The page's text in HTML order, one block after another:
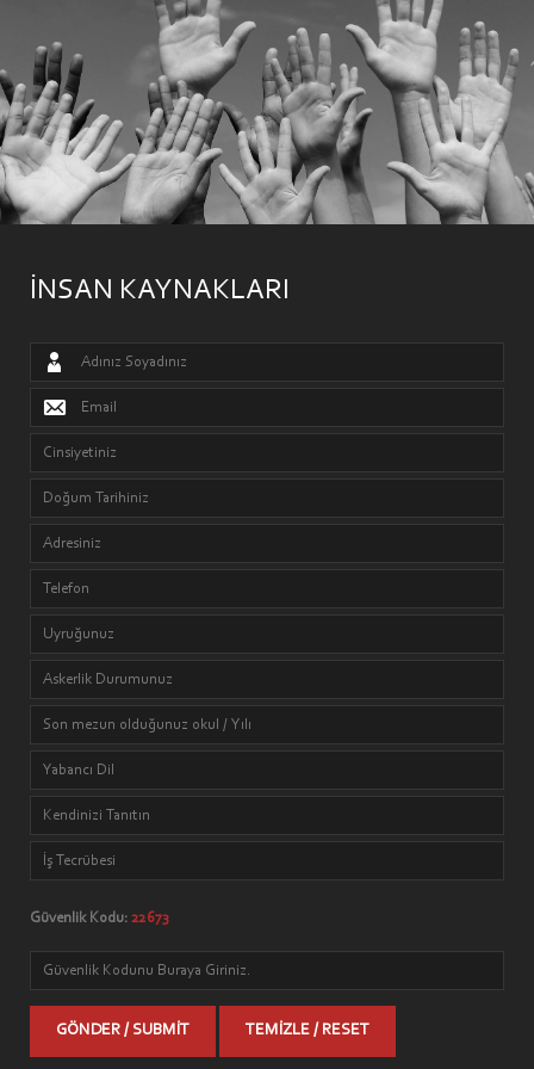
İNSAN KAYNAKLARI
Güvenlik Kodu: 22673